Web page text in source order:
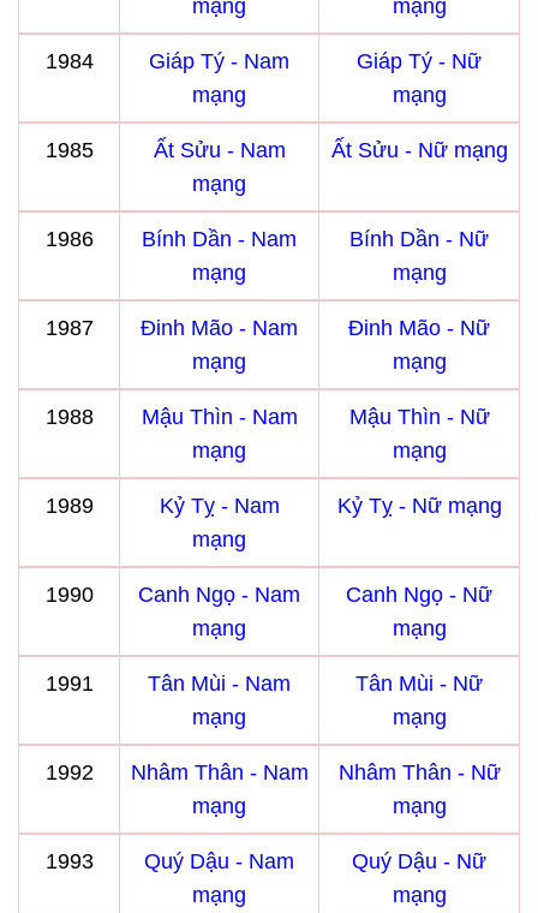
mạng mạng
1984
Giáp Tý - Nam
mạng
Giáp Tý - Nữ
mạng
1985
Ất Sửu - Nam
mạng
Ất Sửu - Nữ mạng
1986
Bính Dần - Nam
mạng
Bính Dần - Nữ
mạng
1987
Đinh Mão - Nam
mạng
Đinh Mão - Nữ
mạng
1988
Mậu Thìn - Nam
mạng
Mậu Thìn - Nữ
mạng
1989
Kỷ Tỵ - Nam
mạng
Kỷ Tỵ - Nữ mạng
1990
Canh Ngọ - Nam
mạng
Canh Ngọ - Nữ
mạng
1991
Tân Mùi - Nam
mạng
Tân Mùi - Nữ
mạng
1992
Nhâm Thân - Nam
mạng
Nhâm Thân - Nữ
mạng
1993
Quý Dậu - Nam
mạng
Quý Dậu - Nữ
mạng